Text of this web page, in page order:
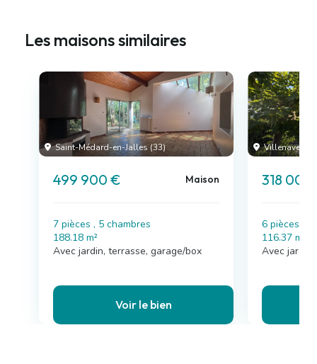
Les maisons similaires
Saint-Médard-en-Jalles (33)
499 900 € Maison
7 pièces , 5 chambres
188.18 m²
Avec jardin, terrasse, garage/box
Voir le bien
Villenave-
318
6 pièces , 4
116.37 m²
Avec jardin